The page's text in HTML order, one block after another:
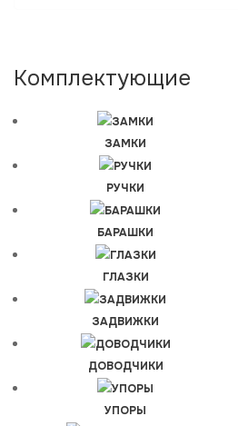
Комплектующие
ЗАМКИ
РУЧКИ
БАРАШКИ
ГЛАЗКИ
ЗАДВИЖКИ
ДОВОДЧИКИ
УПОРЫ